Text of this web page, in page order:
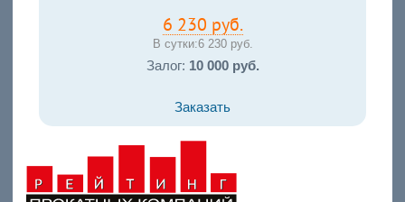
6 230 руб.
В сутки:6 230 руб.
Залог: 10 000 руб.
Заказать